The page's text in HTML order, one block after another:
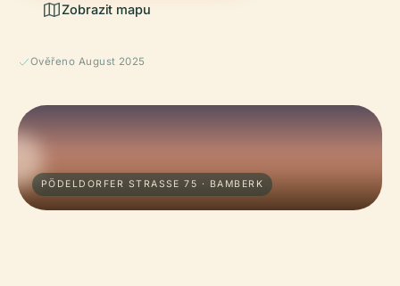
Zobrazit mapu
Ověřeno August 2025
PÖDELDORFER STRASSE 75 · BAMBERK